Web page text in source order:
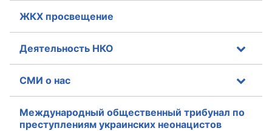
ЖКХ просвещение
Деятельность НКО
СМИ о нас
Международный общественный трибунал по
преступлениям украинских неонацистов